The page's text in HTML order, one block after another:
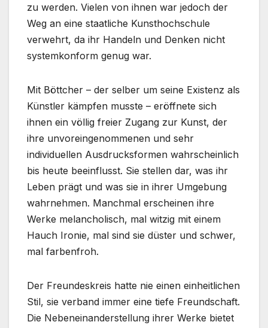
zu werden. Vielen von ihnen war jedoch der
Weg an eine staatliche Kunsthochschule
verwehrt, da ihr Handeln und Denken nicht
systemkonform genug war.
Mit Böttcher – der selber um seine Existenz als
Künstler kämpfen musste – eröffnete sich
ihnen ein völlig freier Zugang zur Kunst, der
ihre unvoreingenommenen und sehr
individuellen Ausdrucksformen wahrscheinlich
bis heute beeinflusst. Sie stellen dar, was ihr
Leben prägt und was sie in ihrer Umgebung
wahrnehmen. Manchmal erscheinen ihre
Werke melancholisch, mal witzig mit einem
Hauch Ironie, mal sind sie düster und schwer,
mal farbenfroh.
Der Freundeskreis hatte nie einen einheitlichen
Stil, sie verband immer eine tiefe Freundschaft.
Die Nebeneinanderstellung ihrer Werke bietet